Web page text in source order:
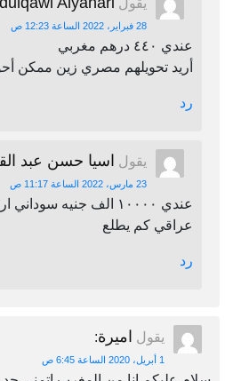
يقول
28 فبراير، 2022 الساعة 12:23 ص
عندي ٤٤٠ درهم مغربي
أريد تحويلهم مصري زين ممكن
رد
يقول اسيا حسن عبد
23 مارس، 2022 الساعة 11:17 ص
عندي ١٠٠٠٠ الف جنيه
عراقي كم يطلع
رد
يقول اميرة:
1 أبريل، 2020 الساعة 6:45 ص